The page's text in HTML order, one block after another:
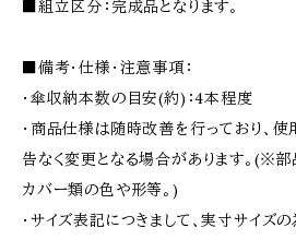
■組立区分：完成品となります。
■備考・仕様・注意事項：
・傘収納本数の目安(約)：4本程度
・商品仕様は随時改善を行っており、
告なく変更となる場合があります。(※部
カバー類の色や形等。)
・サイズ表記につきまして、実寸サイズ